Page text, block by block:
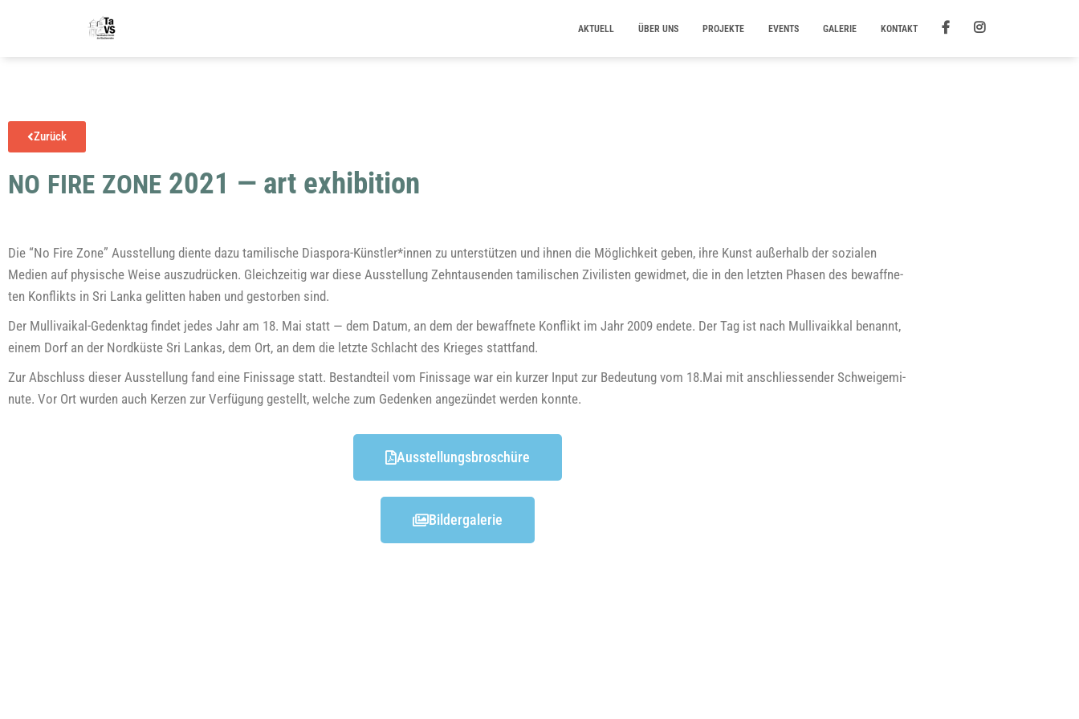
AKTUELL ÜBER UNS PROJEKTE EVENTS GALERIE KONTAKT
Zurück
NO FIRE ZONE 2021 — art exhibition
Die “No Fire Zone” Aus­stel­lung dien­te dazu tami­li­sche Diaspora-Künstler*innen zu unter­stüt­zen und ihnen die Mög­lich­keit geben, ihre Kunst außer­halb der sozia­len
Medi­en auf phy­si­sche Wei­se aus­zu­drü­cken. Gleich­zei­tig war die­se Aus­stel­lung Zehn­tau­sen­den tami­li­schen Zivi­lis­ten gewid­met, die in den letz­ten Pha­sen des bewaff­ne­
ten Kon­flikts in Sri Lan­ka gelit­ten haben und gestor­ben sind.
Der Mul­li­vai­kal-Gedenk­tag fin­det jedes Jahr am 18. Mai statt — dem Datum, an dem der bewaff­ne­te Kon­flikt im Jahr 2009 ende­te. Der Tag ist nach Mul­li­vaik­kal benannt,
einem Dorf an der Nord­küs­te Sri Lan­kas, dem Ort, an dem die letz­te Schlacht des Krie­ges stattfand.
Zur Abschluss die­ser Aus­stel­lung fand eine Finis­sa­ge statt. Bestand­teil vom Finis­sa­ge war ein kur­zer Input zur Bedeu­tung vom 18.Mai mit anschlies­sen­der Schwei­ge­mi­
nu­te. Vor Ort wur­den auch Ker­zen zur Ver­fü­gung gestellt, wel­che zum Geden­ken ange­zün­det wer­den konnte.
Aus­stel­lungs­bro­schü­re
Bil­der­ga­le­rie